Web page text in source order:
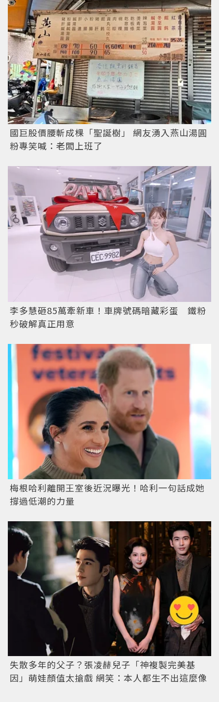
國巨股價腰斬成棵「聖誕樹」 網友湧入燕山湯圓
粉專笑喊：老闆上班了
李多慧砸85萬牽新車！車牌號碼暗藏彩蛋 鐵粉
秒破解真正用意
梅根哈利離開王室後近況曝光！哈利一句話成她
撐過低潮的力量
失散多年的父子？張凌赫兒子「神複製完美基
因」萌娃顏值太搶戲 網笑：本人都生不出這麼像